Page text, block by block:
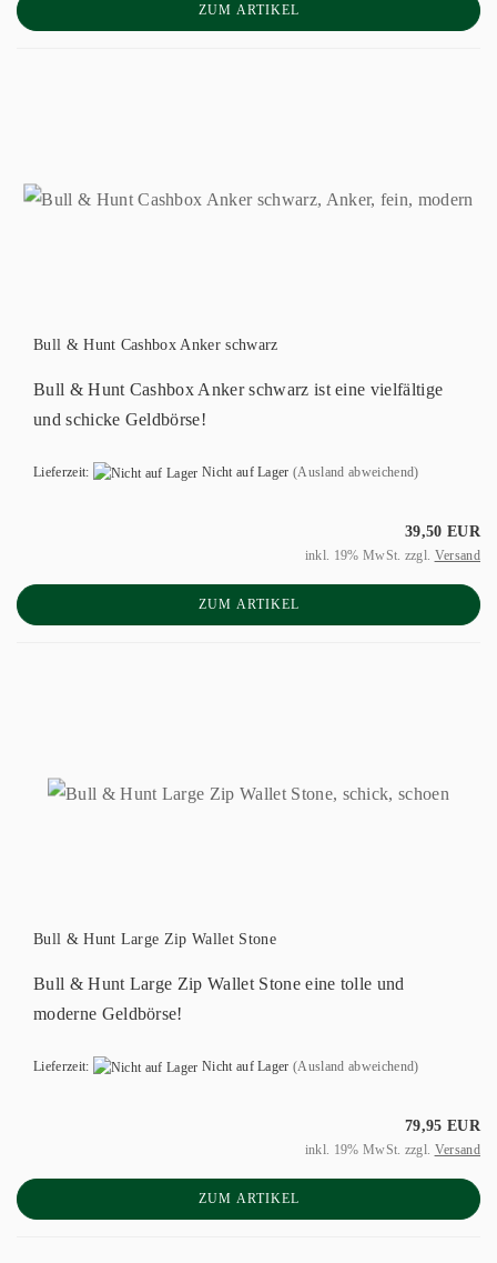
ZUM ARTIKEL
Bull & Hunt Cashbox Anker schwarz
Bull & Hunt Cashbox Anker schwarz ist eine vielfältige
und schicke Geldbörse!
Lieferzeit: Nicht auf Lager (Ausland abweichend)
39,50 EUR
inkl. 19% MwSt. zzgl. Versand
ZUM ARTIKEL
Bull & Hunt Large Zip Wallet Stone
Bull & Hunt Large Zip Wallet Stone eine tolle und
moderne Geldbörse!
Lieferzeit: Nicht auf Lager (Ausland abweichend)
79,95 EUR
inkl. 19% MwSt. zzgl. Versand
ZUM ARTIKEL